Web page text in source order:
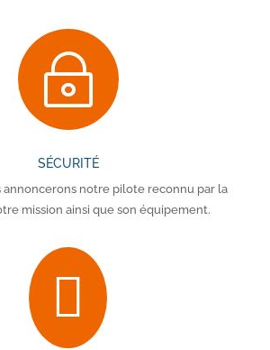
~
SÉCURITÉ
annoncerons notre pilote reconnu par la
mission ainsi que son équipement.
